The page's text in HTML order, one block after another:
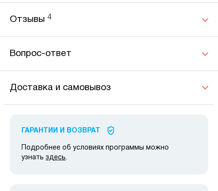
Отзывы 4
Вопрос-ответ
Доставка и самовывоз
ГАРАНТИИ И ВОЗВРАТ
Подробнее об условиях программы можно
узнать здесь.